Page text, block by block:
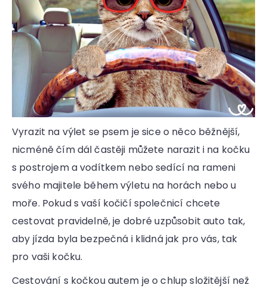
Vyrazit na výlet se psem je sice o něco běžnější,
nicméně čím dál častěji můžete narazit i na kočku
s postrojem a vodítkem nebo sedící na rameni
svého majitele během výletu na horách nebo u
moře. Pokud s vaší kočičí společnicí chcete
cestovat pravidelně, je dobré uzpůsobit auto tak,
aby jízda byla bezpečná i klidná jak pro vás, tak
pro vaši kočku.
Cestování s kočkou autem je o chlup složitější než
HLEDAT
o
p
o
r
u
č
u
j
e
m
e